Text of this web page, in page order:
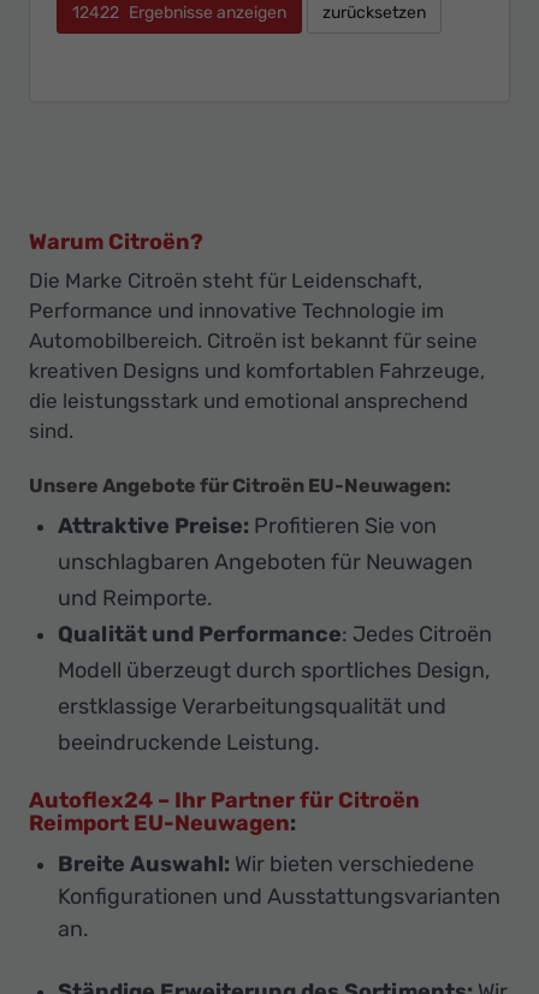
12422 Ergebnisse anzeigen zurücksetzen
Warum Citroën?
Die Marke Citroën steht für Leidenschaft,
Performance und innovative Technologie im
Automobilbereich. Citroën ist bekannt für seine
kreativen Designs und komfortablen Fahrzeuge,
die leistungsstark und emotional ansprechend
sind.
Unsere Angebote für Citroën EU-Neuwagen:
Attraktive Preise: Profitieren Sie von
unschlagbaren Angeboten für Neuwagen
und Reimporte.
Qualität und Performance: Jedes Citroën
Modell überzeugt durch sportliches Design,
erstklassige Verarbeitungsqualität und
beeindruckende Leistung.
Autoflex24 – Ihr Partner für Citroën
Reimport EU-Neuwagen:
Breite Auswahl: Wir bieten verschiedene
Konfigurationen und Ausstattungsvarianten
an.